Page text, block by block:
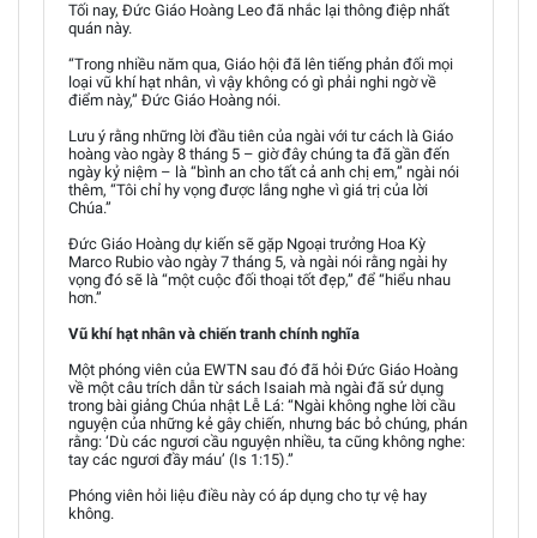
Tối nay, Đức Giáo Hoàng Leo đã nhắc lại thông điệp nhất
quán này.
“Trong nhiều năm qua, Giáo hội đã lên tiếng phản đối mọi
loại vũ khí hạt nhân, vì vậy không có gì phải nghi ngờ về
điểm này,” Đức Giáo Hoàng nói.
Lưu ý rằng những lời đầu tiên của ngài với tư cách là Giáo
hoàng vào ngày 8 tháng 5 – giờ đây chúng ta đã gần đến
ngày kỷ niệm – là “bình an cho tất cả anh chị em,” ngài nói
thêm, “Tôi chỉ hy vọng được lắng nghe vì giá trị của lời
Chúa.”
Đức Giáo Hoàng dự kiến sẽ gặp Ngoại trưởng Hoa Kỳ
Marco Rubio vào ngày 7 tháng 5, và ngài nói rằng ngài hy
vọng đó sẽ là “một cuộc đối thoại tốt đẹp,” để “hiểu nhau
hơn.”
Vũ khí hạt nhân và chiến tranh chính nghĩa
Một phóng viên của EWTN sau đó đã hỏi Đức Giáo Hoàng
về một câu trích dẫn từ sách Isaiah mà ngài đã sử dụng
trong bài giảng Chúa nhật Lễ Lá: “Ngài không nghe lời cầu
nguyện của những kẻ gây chiến, nhưng bác bỏ chúng, phán
rằng: ‘Dù các ngươi cầu nguyện nhiều, ta cũng không nghe:
tay các ngươi đầy máu’ (Is 1:15).”
Phóng viên hỏi liệu điều này có áp dụng cho tự vệ hay
không.